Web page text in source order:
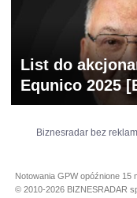
List do
Equnico 2025
Biznesradar bez
Notowania GPW opóźnione 15
© 2010-2026 BIZNESRADAR